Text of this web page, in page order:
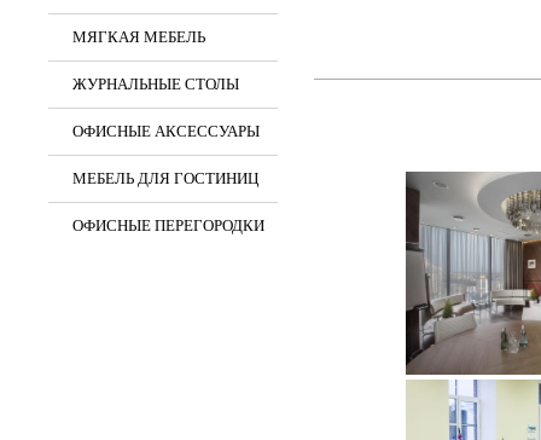
МЯГКАЯ МЕБЕЛЬ
ЖУРНАЛЬНЫЕ СТОЛЫ
ОФИСНЫЕ АКСЕССУАРЫ
МЕБЕЛЬ ДЛЯ ГОСТИНИЦ
ОФИСНЫЕ ПЕРЕГОРОДКИ